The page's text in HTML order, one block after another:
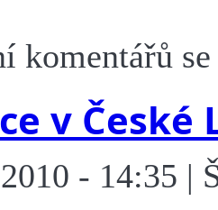
komentářů
v České
- 14:35 |